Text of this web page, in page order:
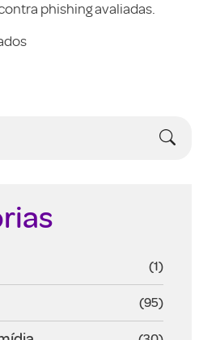
phishing avaliadas.
(1)
(95)